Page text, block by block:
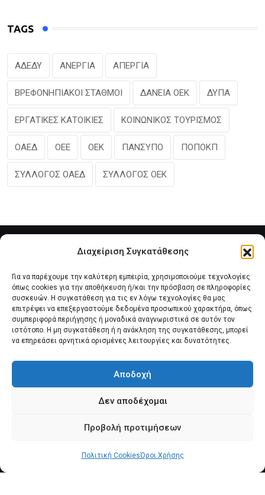
Διαχείριση Συγκατάθεσης
Για να παρέχουμε την καλύτερη εμπειρία, χρησιμοποιούμε τεχνολογίες
όπως cookies για την αποθήκευση ή/και την πρόσβαση σε πληροφορίες
συσκευών. Η συγκατάθεση για τις εν λόγω τεχνολογίες θα μας
επιτρέψει να επεξεργαστούμε δεδομένα προσωπικού χαρακτήρα, όπως
συμπεριφορά περιήγησης ή μοναδικά αναγνωριστικά σε αυτόν τον
ιστότοπο. Η μη συγκατάθεση ή η ανάκληση της συγκατάθεσης, μπορεί
να επηρεάσει αρνητικά ορισμένες λειτουργίες και δυνατότητες.
Αποδοχή
Δεν αποδέχομαι
Προβολή προτιμήσεων
Πολιτική CookiesΌροι Χρήσης
TAGS
ΑΔΕΔΥ ΑΝΕΡΓΙΑ ΑΠΕΡΓΙΑ
ΒΡΕΦΟΝΗΠΙΑΚΟΙ ΣΤΑΘΜΟΙ ΔΑΝΕΙΑ ΟΕΚ ΔΥΠΑ
ΕΡΓΑΤΙΚΕΣ ΚΑΤΟΙΚΙΕΣ ΚΟΙΝΩΝΙΚΟΣ ΤΟΥΡΙΣΜΟΣ
ΟΑΕΔ ΟΕΕ ΟΕΚ ΠΑΝΣΥΠΟ ΠΟΠΟΚΠ
ΣΥΛΛΟΓΟΣ ΟΑΕΔ ΣΥΛΛΟΓΟΣ ΟΕΚ
Αρχική Νέα του Συλλόγου Θέματα e-Magazino
Πολιτική Cookies (ΕΕ)
© 2025 pansypo.gr